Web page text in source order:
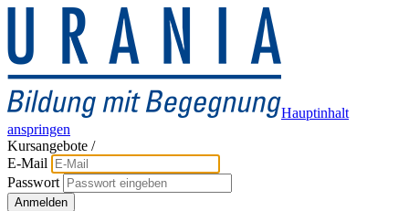
Hauptinhalt
anspringen
Kursangebote /
E-Mail
Passwort
Anmelden